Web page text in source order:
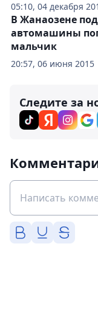
05:10, 04 декабря
20:57, 06 июня 2015
В Жанаозене
автомашины
мальчик
Следите за